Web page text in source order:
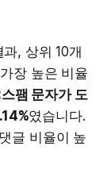
, 상위 10개
장 높은 비율
팸 문자가 도
였습니다.
글 비율이 높